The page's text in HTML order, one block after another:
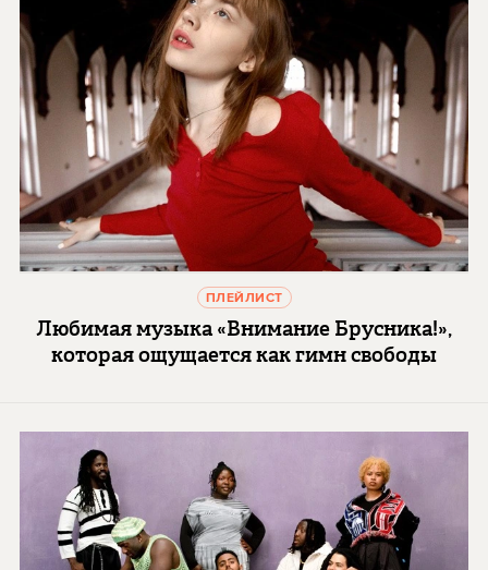
ПЛЕЙЛИСТ
Любимая музыка «Внимание Брусника!»,
которая ощущается как гимн свободы